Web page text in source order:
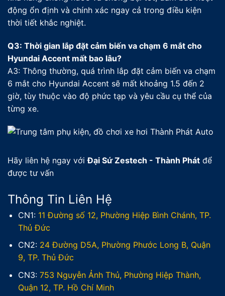
động ổn định và chính xác ngay cả trong điều kiện
thời tiết khắc nghiệt.
Q3: Thời gian lắp đặt cảm biến va chạm 6 mắt cho
Hyundai Accent mất bao lâu?
A3: Thông thường, quá trình lắp đặt cảm biến va chạm
6 mắt cho Hyundai Accent sẽ mất khoảng 1.5 đến 2
giờ, tùy thuộc vào độ phức tạp và yêu cầu cụ thể của
từng xe.
Hãy liên hệ ngay vớiĐại Sứ Zestech - Thành Phát để
được tư vấn
Thông Tin Liên Hệ
CN1: 11 Đường số 12, Phường Hiệp Bình Chánh, TP.
Thủ Đức
CN2: 24 Đường D5A, Phường Phước Long B, Quận
9, TP. Thủ Đức
CN3: 753 Nguyễn Ảnh Thủ, Phường Hiệp Thành,
Quận 12, TP. Hồ Chí Minh